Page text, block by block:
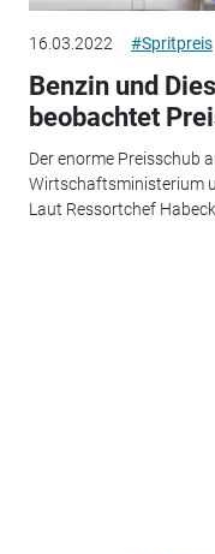
16.03.2022 #Spritpreis
Benzin und
beobachtet
Der enorme Preisschub
Wirtschaftsministerium
Laut Ressortchef